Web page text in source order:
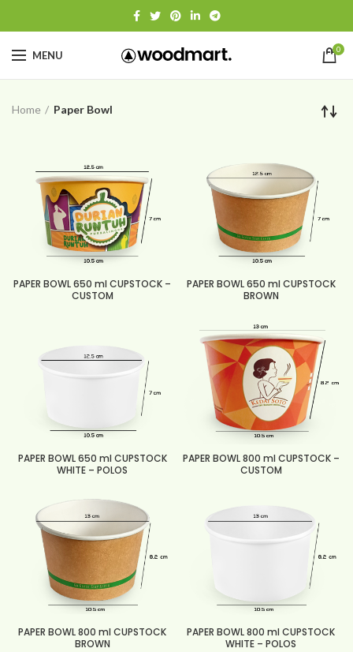
MENU 0
Home Paper Bowl
PAPER BOWL 650 ml CUPSTOCK –
CUSTOM
PAPER BOWL 650 ml CUPSTOCK
BROWN
PAPER BOWL 650 ml CUPSTOCK
WHITE – POLOS
PAPER BOWL 800 ml CUPSTOCK –
CUSTOM
PAPER BOWL 800 ml CUPSTOCK
BROWN
PAPER BOWL 800 ml CUPSTOCK
WHITE – POLOS